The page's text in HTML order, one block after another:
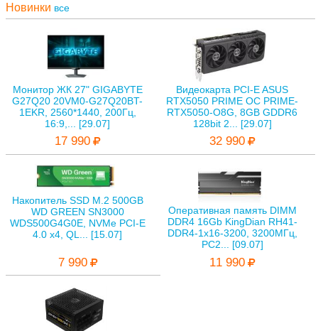
Новинки все
Монитор ЖК 27" GIGABYTE
G27Q20 20VM0-G27Q20BT-
1EKR, 2560*1440, 200Гц,
16:9,... [29.07]
17 990
Видеокарта PCI-E ASUS
RTX5050 PRIME OC PRIME-
RTX5050-O8G, 8GB GDDR6
128bit 2... [29.07]
32 990
Накопитель SSD M.2 500GB
WD GREEN SN3000
WDS500G4G0E, NVMe PCI-E
4.0 x4, QL... [15.07]
7 990
Оперативная память DIMM
DDR4 16Gb KingDian RH41-
DDR4-1х16-3200, 3200МГц,
PC2... [09.07]
11 990